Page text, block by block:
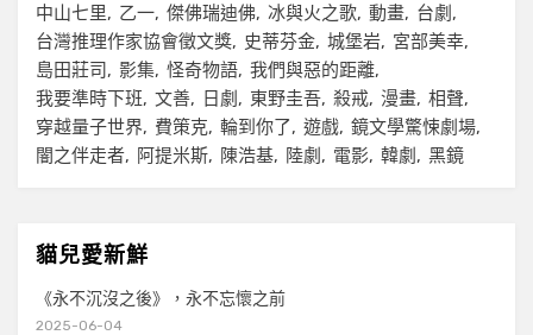
中山七里
乙一 傑佛瑞迪佛 冰與火之歌 動畫
台劇
台灣推理作家協會徵文獎
史蒂芬金 城堡岩
宮部美幸
島田莊司
影集 怪奇物語 我們與惡的距離
我要準時下班
文善 日劇 東野圭吾 殺戒 漫畫 相聲
穿越量子世界
費策克 輪到你了 遊戲 鏡文學驚悚劇場
闇之伴走者
阿提米斯 陳浩基 陸劇 電影 韓劇 黑鏡
貓兒愛新鮮
《永不沉沒之後》，永不忘懷之前
2025-06-04